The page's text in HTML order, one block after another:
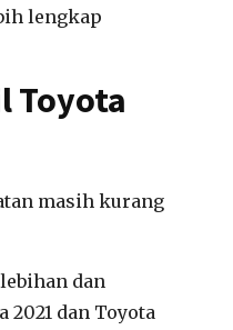
lengkap
Toyota
masih kurang
dan
2021 dan Toyota